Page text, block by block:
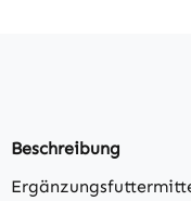
Beschreibung